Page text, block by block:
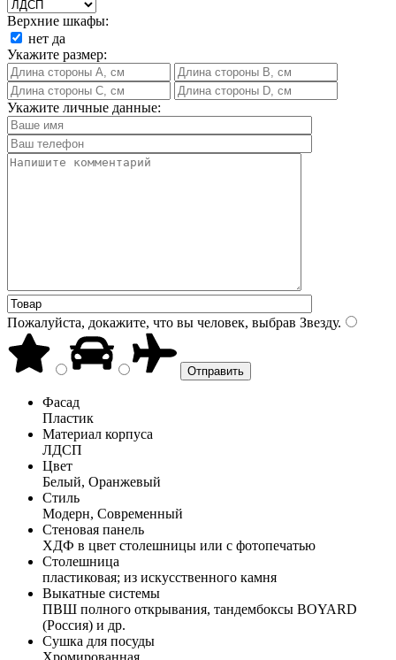
Верхние шкафы:
нет да
Укажите размер:
Укажите личные данные:
Пожалуйста, докажите, что вы человек, выбрав Звезду.
Фасад
Пластик
Материал корпуса
ЛДСП
Цвет
Белый, Оранжевый
Стиль
Модерн, Современный
Стеновая панель
ХДФ в цвет столешницы или с фотопечатью
Столешница
пластиковая; из искусственного камня
Выкатные системы
ПВШ полного открывания, тандембоксы BOYARD
(Россия) и др.
Сушка для посуды
Хромированная